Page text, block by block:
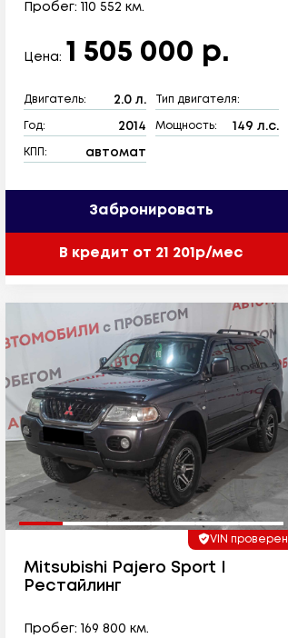
Пробег: 110 552 км.
Цена: 1 505 000 р.
Двигатель: 2.0 л. Тип двигателя:
Год: 2014 Мощность: 149 л.с.
КПП: автомат
Забронировать
В кредит от 21 201р/мес
VIN проверен
Mitsubishi Pajero Sport I
Рестайлинг
Пробег: 169 800 км.